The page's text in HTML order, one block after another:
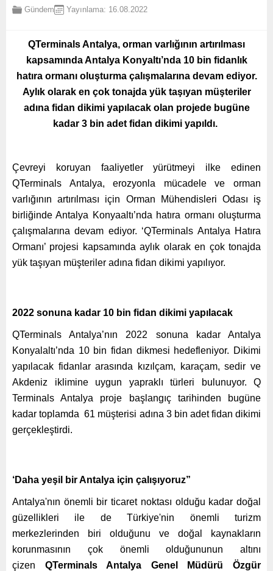
Gündem Yayınlama: 16.08.2022
QTerminals Antalya, orman varlığının artırılması
kapsamında Antalya Konyaltı’nda 10 bin fidanlık
hatıra ormanı oluşturma çalışmalarına devam ediyor.
Aylık olarak en çok tonajda yük taşıyan müşteriler
adına fidan dikimi yapılacak olan projede bugüne
kadar 3 bin adet fidan dikimi yapıldı.
Çevreyi koruyan faaliyetler yürütmeyi ilke edinen
QTerminals Antalya, erozyonla mücadele ve orman
varlığının artırılması için Orman Mühendisleri Odası iş
birliğinde Antalya Konyaaltı’nda hatıra ormanı oluşturma
çalışmalarına devam ediyor. ‘QTerminals Antalya Hatıra
Ormanı’ projesi kapsamında aylık olarak en çok tonajda
yük taşıyan müşteriler adına fidan dikimi yapılıyor.
2022 sonuna kadar 10 bin fidan dikimi yapılacak
QTerminals Antalya’nın 2022 sonuna kadar Antalya
Konyalaltı’nda 10 bin fidan dikmesi hedefleniyor. Dikimi
yapılacak fidanlar arasında kızılçam, karaçam, sedir ve
Akdeniz iklimine uygun yapraklı türleri bulunuyor. Q
Terminals Antalya proje başlangıç tarihinden bugüne
kadar toplamda 61 müşterisi adına 3 bin adet fidan dikimi
gerçekleştirdi.
‘Daha yeşil bir Antalya için çalışıyoruz”
Antalya'nın önemli bir ticaret noktası olduğu kadar doğal
güzellikleri ile de Türkiye'nin önemli turizm
merkezlerinden biri olduğunu ve doğal kaynakların
korunmasının çok önemli olduğununun altını
çizen QTerminals Antalya Genel Müdürü Özgür